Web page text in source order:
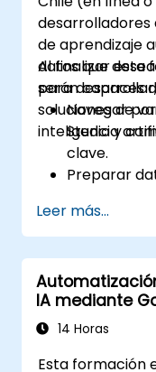
Resolver
desarrolladores
de aprendizaje
datos que
para
soluciones de
inteligencia
Al finalizar esta
serán capaces
Navegar
Studio y
clave.
Preparar
Google AI
Entrenar,
aprendizaje
y funciones
Leer más...
IA mediante
14 Horas
Esta formación